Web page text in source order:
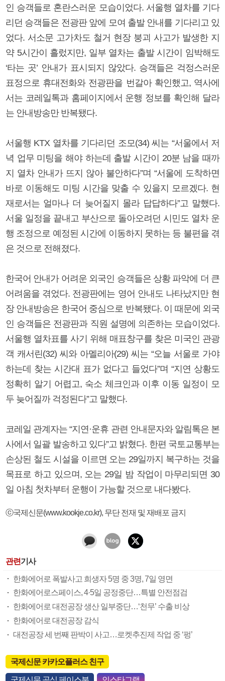
인 승객들로 혼란스러운 모습이었다. 서울행 열차를 기다
리던 승객들은 전광판 앞에 모여 출발 안내를 기다리고 있
었다. 서소문 고가차도 철거 현장 붕괴 사고가 발생한 지
약 5시간이 흘렀지만, 일부 열차는 출발 시간이 임박해도
‘타는 곳’ 안내가 표시되지 않았다. 승객들은 걱정스러운
표정으로 휴대전화와 전광판을 번갈아 확인했고, 역사에
서는 코레일톡과 홈페이지에서 운행 정보를 확인해 달라
는 안내방송만 반복됐다.
서울행 KTX 열차를 기다리던 조모(34) 씨는 “서울에서 저
녁 업무 미팅을 해야 하는데 출발 시간이 20분 남을 때까
지 열차 안내가 뜨지 않아 불안하다”며 “서울에 도착하면
바로 이동해도 미팅 시간을 맞출 수 있을지 모르겠다. 현
재로서는 얼마나 더 늦어질지 몰라 답답하다”고 말했다.
서울 일정을 끝내고 부산으로 돌아오려던 시민도 열차 운
행 조정으로 예정된 시간에 이동하지 못하는 등 불편을 겪
은 것으로 전해졌다.
한국어 안내가 어려운 외국인 승객들은 상황 파악에 더 큰
어려움을 겪었다. 전광판에는 영어 안내도 나타났지만 현
장 안내방송은 한국어 중심으로 반복됐다. 이 때문에 외국
인 승객들은 전광판과 직원 설명에 의존하는 모습이었다.
서울행 열차표를 사기 위해 매표창구를 찾은 미국인 관광
객 캐서린(32) 씨와 아멜리아(29) 씨는 “오늘 서울로 가야
하는데 찾는 시간대 표가 없다고 들었다”며 “지연 상황도
정확히 알기 어렵고, 숙소 체크인과 이후 이동 일정이 모
두 늦어질까 걱정된다”고 말했다.
코레일 관계자는 “지연·운휴 관련 안내문자와 알림톡은 본
사에서 일괄 발송하고 있다”고 밝혔다. 한편 국토교통부는
손상된 철도 시설을 이르면 오는 29일까지 복구하는 것을
목표로 하고 있으며, 오는 29일 밤 작업이 마무리되면 30
일 아침 첫차부터 운행이 가능할 것으로 내다봤다.
ⓒ국제신문(www.kookje.co.kr), 무단 전재 및 재배포 금지
관련기사
한화에어로 폭발사고 희생자 5명 중 3명, 7일 영면
한화에어로스페이스, 4·5일 공정중단…특별 안전점검
한화에어로 대전공장 생산 일부중단…‘천무’ 수출 비상
한화에어로 대전공장 감식
대전공장 세 번째 판박이 사고…로켓추진제 작업 중 ‘펑’
국제신문 카카오플러스 친구